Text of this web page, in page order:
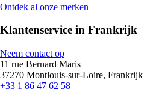
Ontdek al onze merken
Klantenservice in Frankrijk
Neem contact op
11 rue Bernard Maris
37270 Montlouis-sur-Loire, Frankrijk
+33 1 86 47 62 58